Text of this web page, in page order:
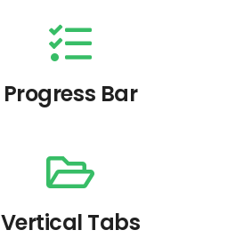
Progress Bar
Vertical Tabs